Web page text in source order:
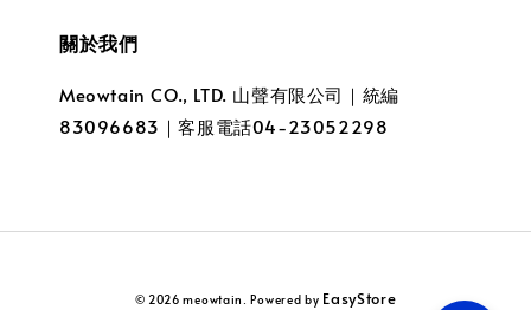
關於我們
Meowtain CO., LTD. 山聲有限公司｜統編
83096683｜客服電話04-23052298
© 2026 meowtain. Powered by EasyStore